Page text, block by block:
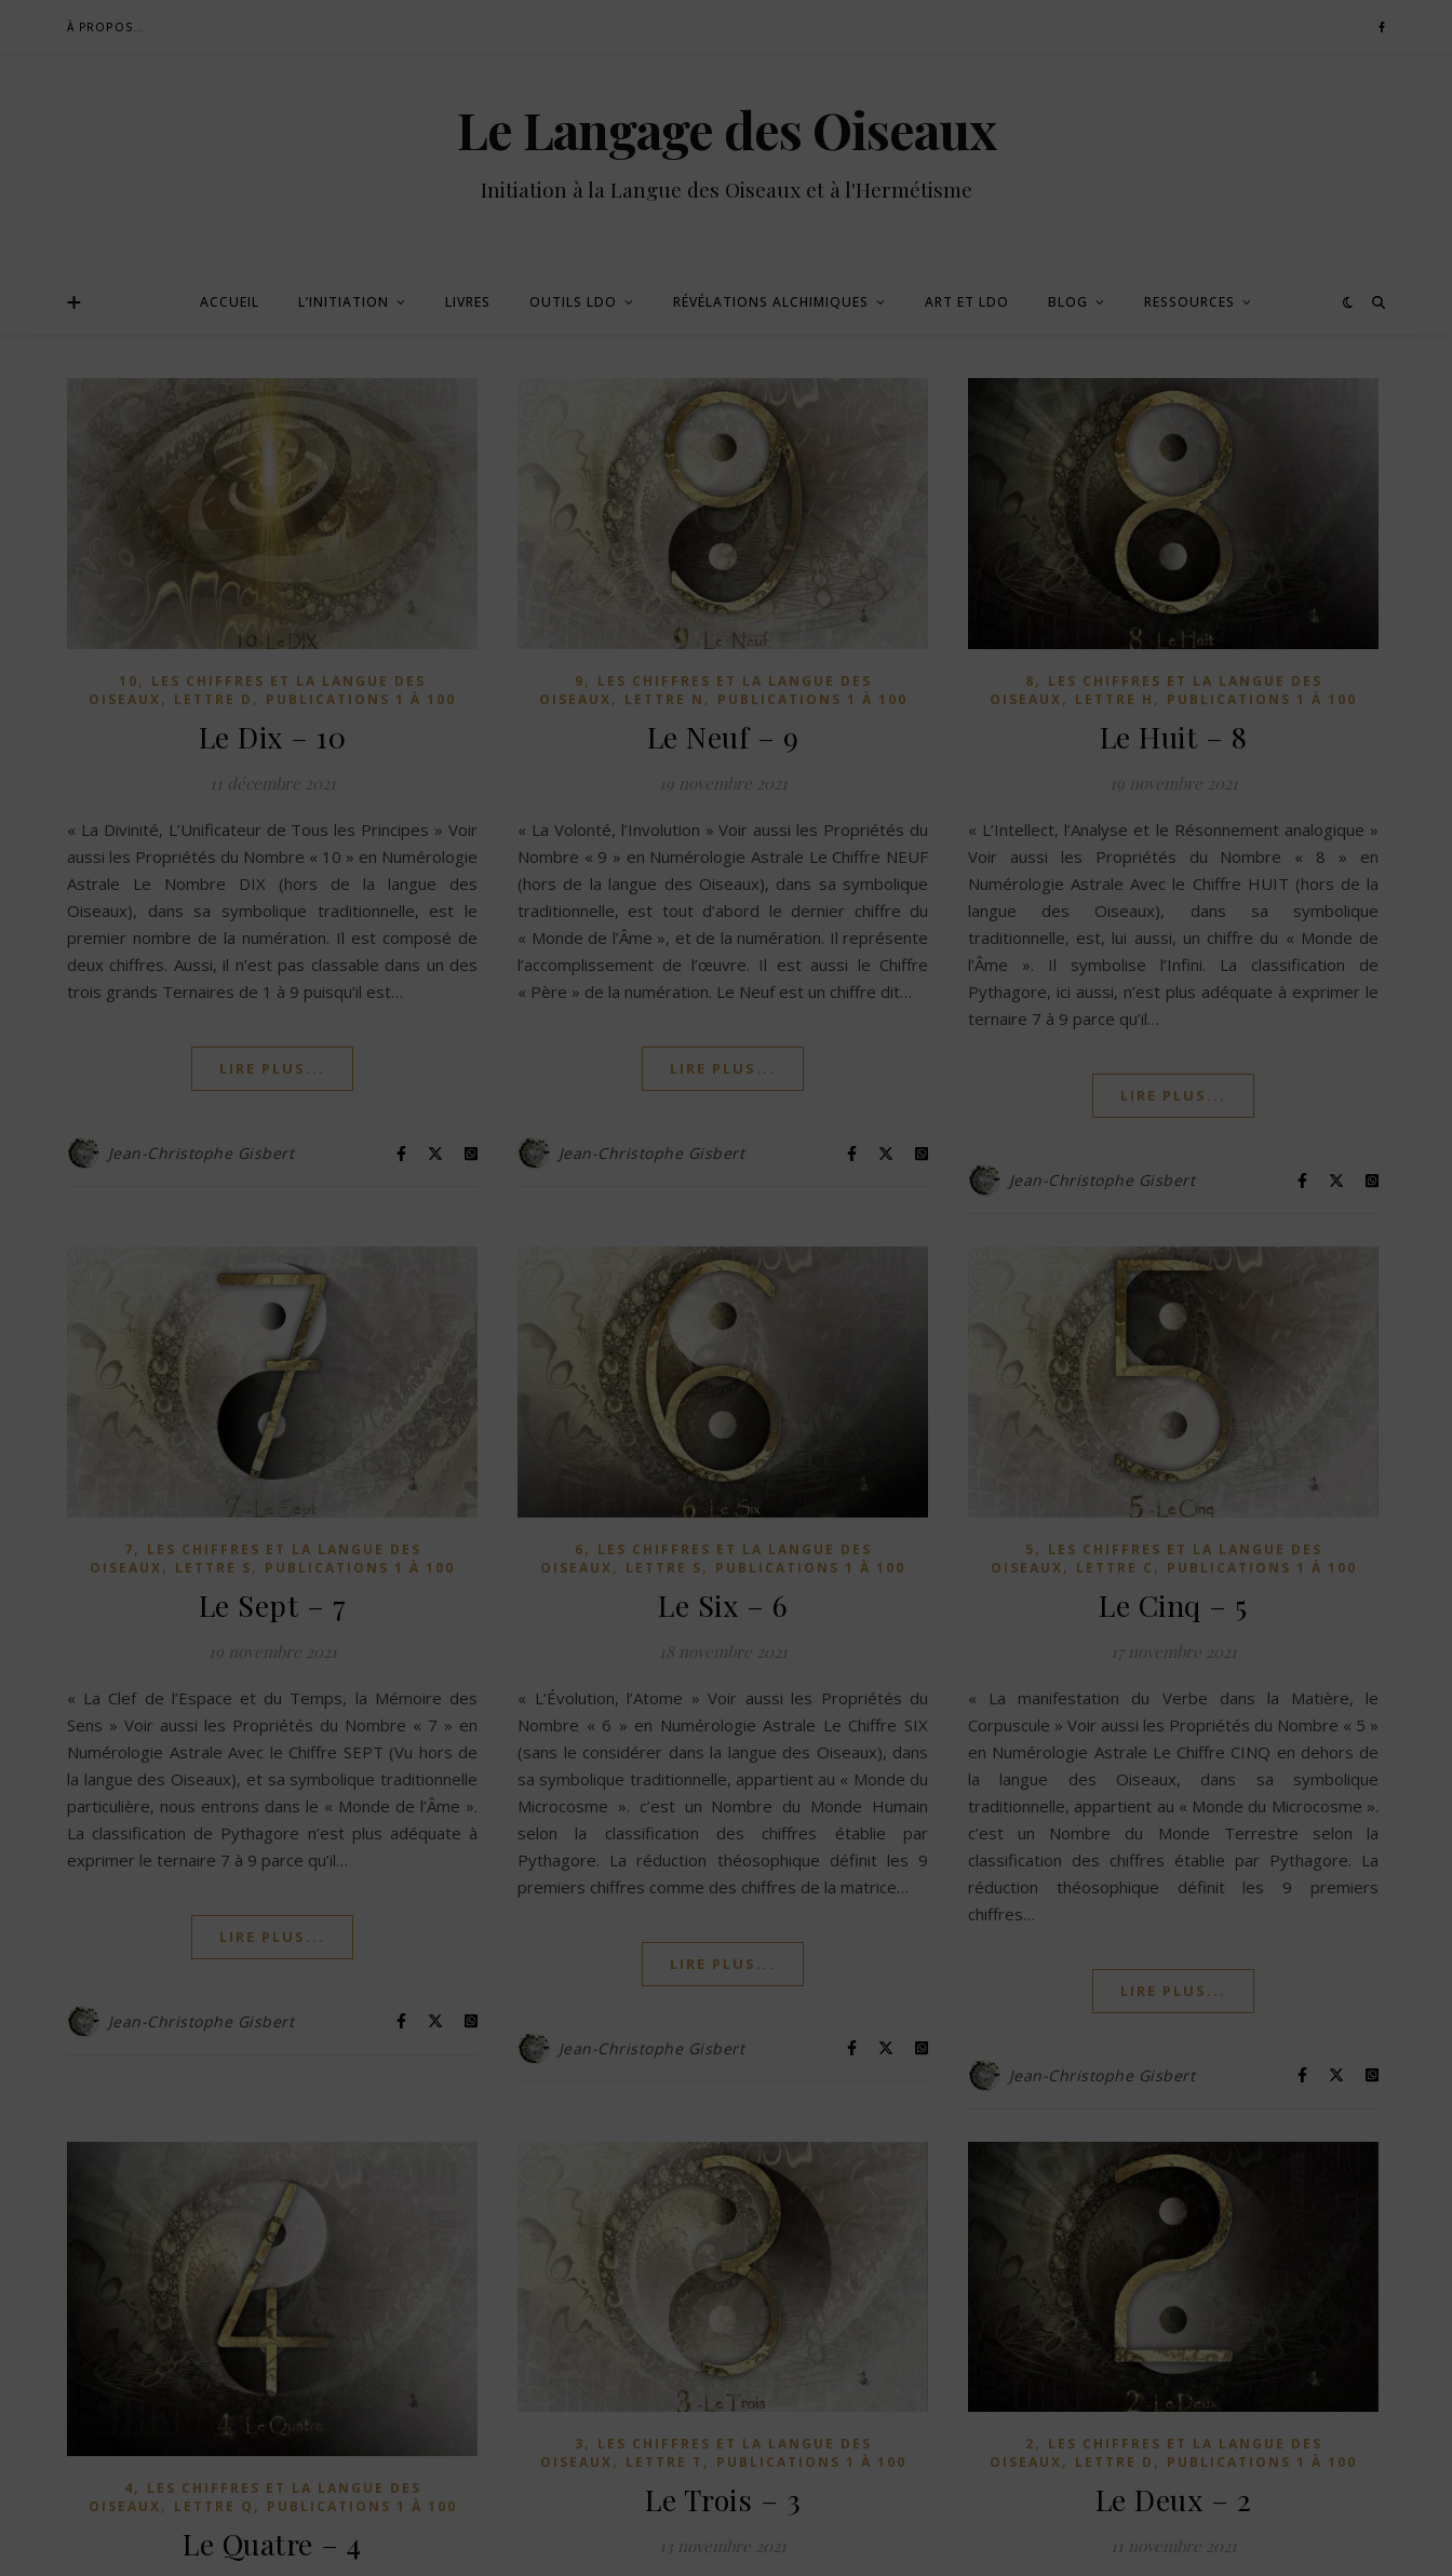
À PROPOS…
Le Langage des Oiseaux
Initiation à la Langue des Oiseaux et à l'Hermétisme
ACCUEIL L’INITIATION LIVRES OUTILS LDO RÉVÉLATIONS ALCHIMIQUES ART ET LDO BLOG RESSOURCES
10, LES CHIFFRES ET LA LANGUE DES
OISEAUX, LETTRE D , PUBLICATIONS 1 À 100
Le Dix – 10
11 décembre 2021
« La Divinité, L’Unificateur de Tous les Principes » Voir
aussi les Propriétés du Nombre « 10 » en Numérologie
Astrale Le Nombre DIX (hors de la langue des
Oiseaux), dans sa symbolique traditionnelle, est le
premier nombre de la numération. Il est composé de
deux chiffres. Aussi, il n’est pas classable dans un des
trois grands Ternaires de 1 à 9 puisqu’il est…
LIRE PLUS...
Jean-Christophe Gisbert
9, LES CHIFFRES ET LA LANGUE DES
OISEAUX, LETTRE N , PUBLICATIONS 1 À 100
Le Neuf – 9
19 novembre 2021
« La Volonté, l’Involution » Voir aussi les Propriétés du
Nombre « 9 » en Numérologie Astrale Le Chiffre NEUF
(hors de la langue des Oiseaux), dans sa symbolique
traditionnelle, est tout d’abord le dernier chiffre du
« Monde de l’Âme », et de la numération. Il représente
l’accomplissement de l’œuvre. Il est aussi le Chiffre
« Père » de la numération. Le Neuf est un chiffre dit…
LIRE PLUS...
Jean-Christophe Gisbert
8, LES CHIFFRES ET LA LANGUE DES
OISEAUX, LETTRE H , PUBLICATIONS 1 À 100
Le Huit – 8
19 novembre 2021
« L’Intellect, l’Analyse et le Résonnement analogique »
Voir aussi les Propriétés du Nombre « 8 » en
Numérologie Astrale Avec le Chiffre HUIT (hors de la
langue des Oiseaux), dans sa symbolique
traditionnelle, est, lui aussi, un chiffre du « Monde de
l’Âme ». Il symbolise l’Infini. La classification de
Pythagore, ici aussi, n’est plus adéquate à exprimer le
ternaire 7 à 9 parce qu’il…
LIRE PLUS...
Jean-Christophe Gisbert
7, LES CHIFFRES ET LA LANGUE DES
OISEAUX, LETTRE S, PUBLICATIONS 1 À 100
Le Sept – 7
19 novembre 2021
« La Clef de l’Espace et du Temps, la Mémoire des
Sens » Voir aussi les Propriétés du Nombre « 7 » en
Numérologie Astrale Avec le Chiffre SEPT (Vu hors de
la langue des Oiseaux), et sa symbolique traditionnelle
particulière, nous entrons dans le « Monde de l’Âme ».
La classification de Pythagore n’est plus adéquate à
exprimer le ternaire 7 à 9 parce qu’il…
LIRE PLUS...
Jean-Christophe Gisbert
6, LES CHIFFRES ET LA LANGUE DES
OISEAUX, LETTRE S, PUBLICATIONS 1 À 100
Le Six – 6
18 novembre 2021
« L’Évolution, l’Atome » Voir aussi les Propriétés du
Nombre « 6 » en Numérologie Astrale Le Chiffre SIX
(sans le considérer dans la langue des Oiseaux), dans
sa symbolique traditionnelle, appartient au « Monde du
Microcosme ». c’est un Nombre du Monde Humain
selon la classification des chiffres établie par
Pythagore. La réduction théosophique définit les 9
premiers chiffres comme des chiffres de la matrice…
LIRE PLUS...
Jean-Christophe Gisbert
5, LES CHIFFRES ET LA LANGUE DES
OISEAUX, LETTRE C , PUBLICATIONS 1 À 100
Le Cinq – 5
17 novembre 2021
« La manifestation du Verbe dans la Matière, le
Corpuscule » Voir aussi les Propriétés du Nombre « 5 »
en Numérologie Astrale Le Chiffre CINQ en dehors de
la langue des Oiseaux, dans sa symbolique
traditionnelle, appartient au « Monde du Microcosme ».
c’est un Nombre du Monde Terrestre selon la
classification des chiffres établie par Pythagore. La
réduction théosophique définit les 9 premiers
chiffres…
LIRE PLUS...
Jean-Christophe Gisbert
4, LES CHIFFRES ET LA LANGUE DES
OISEAUX, LETTRE Q , PUBLICATIONS 1 À 100
Le Quatre – 4
3, LES CHIFFRES ET LA LANGUE DES
OISEAUX, LETTRE T , PUBLICATIONS 1 À 100
Le Trois – 3
13 novembre 2021
2, LES CHIFFRES ET LA LANGUE DES
OISEAUX, LETTRE D , PUBLICATIONS 1 À 100
Le Deux – 2
11 novembre 2021